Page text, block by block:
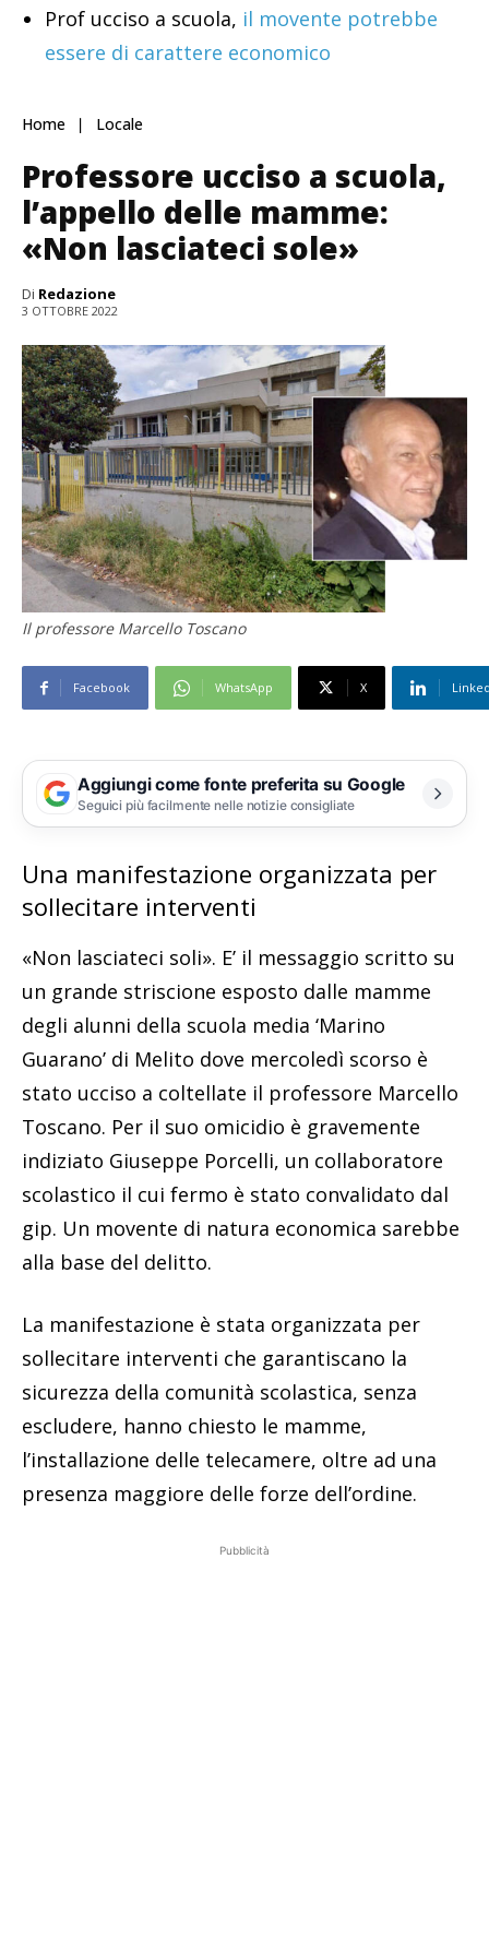
Prof ucciso a scuola, il movente potrebbe
essere di carattere economico
Home Locale
Professore ucciso a scuola,
l’appello delle mamme:
«Non lasciateci sole»
Di Redazione
3 OTTOBRE 2022
Il professore Marcello Toscano
Facebook WhatsApp X
Aggiungi come fonte preferita su Google
Seguici più facilmente nelle notizie consigliate
Una manifestazione organizzata per
sollecitare interventi
«Non lasciateci soli». E’ il messaggio scritto su
un grande striscione esposto dalle mamme
degli alunni della scuola media ‘Marino
Guarano’ di Melito dove mercoledì scorso è
stato ucciso a coltellate il professore Marcello
Toscano. Per il suo omicidio è gravemente
indiziato Giuseppe Porcelli, un collaboratore
scolastico il cui fermo è stato convalidato dal
gip. Un movente di natura economica sarebbe
alla base del delitto.
La manifestazione è stata organizzata per
sollecitare interventi che garantiscano la
sicurezza della comunità scolastica, senza
escludere, hanno chiesto le mamme,
l’installazione delle telecamere, oltre ad una
presenza maggiore delle forze dell’ordine.
Pubblicità